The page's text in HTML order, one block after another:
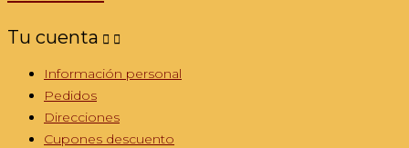
Tu cuenta  
Información personal
Pedidos
Direcciones
Cupones descuento